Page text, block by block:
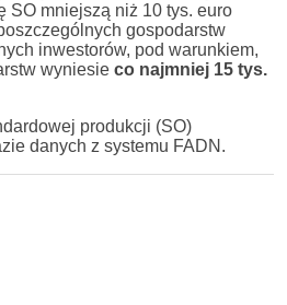
SO mniejszą niż 10 tys. euro
gospodarstw
inwestorów, pod warunkiem,
wyniesie co najmniej 15 tys.
produkcji (SO)
danych z systemu FADN.